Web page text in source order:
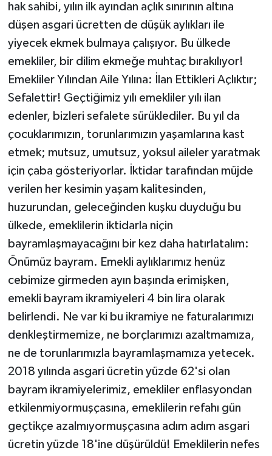
hak sahibi, yılın ilk ayından açlık sınırının altına
düşen asgari ücretten de düşük aylıkları ile
yiyecek ekmek bulmaya çalışıyor. Bu ülkede
emekliler, bir dilim ekmeğe muhtaç bırakılıyor!
Emekliler Yılından Aile Yılına: İlan Ettikleri Açlıktır;
Sefalettir! Geçtiğimiz yılı emekliler yılı ilan
edenler, bizleri sefalete sürüklediler. Bu yıl da
çocuklarımızın, torunlarımızın yaşamlarına kast
etmek; mutsuz, umutsuz, yoksul aileler yaratmak
için çaba gösteriyorlar. İktidar tarafından müjde
verilen her kesimin yaşam kalitesinden,
huzurundan, geleceğinden kuşku duyduğu bu
ülkede, emeklilerin iktidarla niçin
bayramlaşmayacağını bir kez daha hatırlatalım:
Önümüz bayram. Emekli aylıklarımız henüz
cebimize girmeden ayın başında erimişken,
emekli bayram ikramiyeleri 4 bin lira olarak
belirlendi. Ne var ki bu ikramiye ne faturalarımızı
denkleştirmemize, ne borçlarımızı azaltmamıza,
ne de torunlarımızla bayramlaşmamıza yetecek.
2018 yılında asgari ücretin yüzde 62'si olan
bayram ikramiyelerimiz, emekliler enflasyondan
etkilenmiyormuşçasına, emeklilerin refahı gün
geçtikçe azalmıyormuşçasına adım adım asgari
ücretin yüzde 18'ine düşürüldü! Emeklilerin nefes